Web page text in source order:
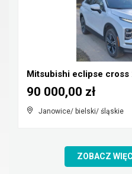
Mitsubishi eclipse cross
Janowice/ bielski/ śląskie
90 000,00 zł
ZOBACZ